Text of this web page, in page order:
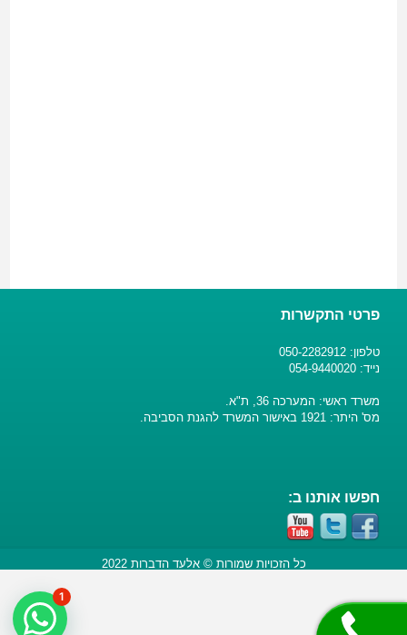
פרטי התקשרות
טלפון: 050-2282912
נייד: 054-9440020
משרד ראשי: המערכה 36, ת"א.
מס' היתר: 1921 באישור המשרד להגנת הסביבה.
חפשו אותנו ב:
כל הזכויות שמורות © אלעד הדברות 2022
1